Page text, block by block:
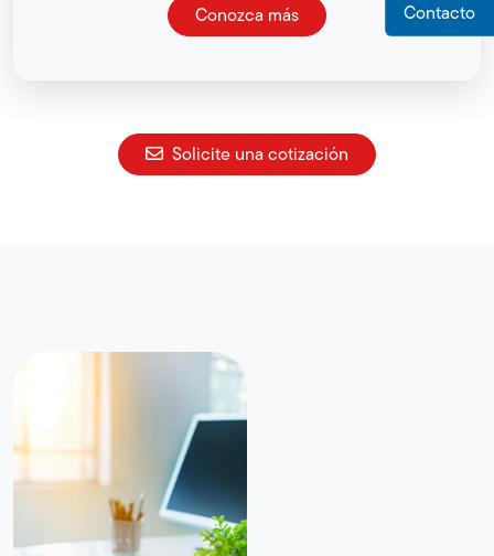
Conozca más
Solicite una cotización
Contacto